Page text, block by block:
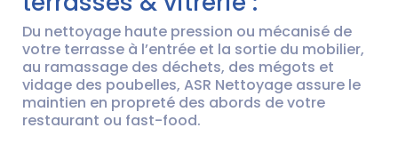
Du nettoyage haute pression ou mécanisé de
votre terrasse à l’entrée et la sortie du mobilier,
au ramassage des déchets, des mégots et
vidage des poubelles, ASR Nettoyage assure le
maintien en propreté des abords de votre
restaurant ou fast-food.